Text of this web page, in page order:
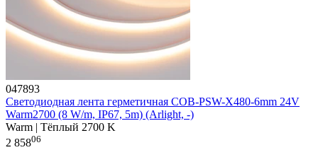
047893
Светодиодная лента герметичная COB-PSW-X480-6mm 24V
Warm2700 (8 W/m, IP67, 5m) (Arlight, -)
Warm | Тёплый 2700 K
2 85806